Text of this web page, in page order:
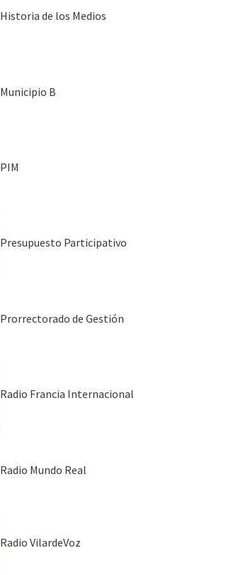
Historia de los Medios
Municipio B
PIM
Presupuesto Participativo
Prorrectorado de Gestión
Radio Francia Internacional
Radio Mundo Real
Radio VilardeVoz